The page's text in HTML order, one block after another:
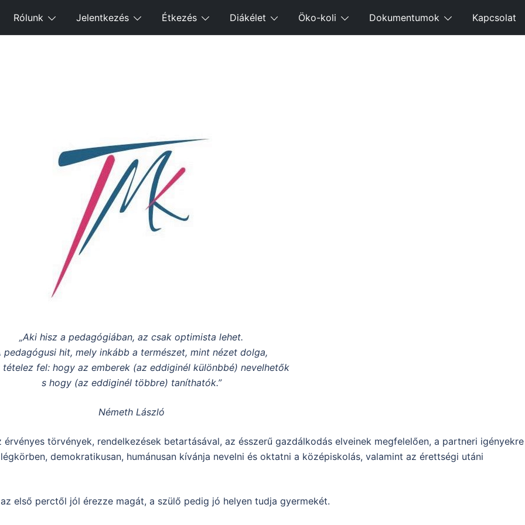
Rólunk Jelentkezés Étkezés Diákélet Öko-koli Dokumentumok Kapcsolat
„Aki hisz a pedagógiában, az csak optimista lehet.
pedagógusi hit, mely inkább a természet, mint nézet dolga,
fel: hogy az emberek (az eddiginél különbbé) nevelhetők
s hogy (az eddiginél többre) taníthatók.”
Németh László
törvények, rendelkezések betartásával, az ésszerű gazdálkodás elveinek megfelelően, a partneri igényekre
demokratikusan, humánusan kívánja nevelni és oktatni a középiskolás, valamint az érettségi utáni
első perctől jól érezze magát, a szülő pedig jó helyen tudja gyermekét.